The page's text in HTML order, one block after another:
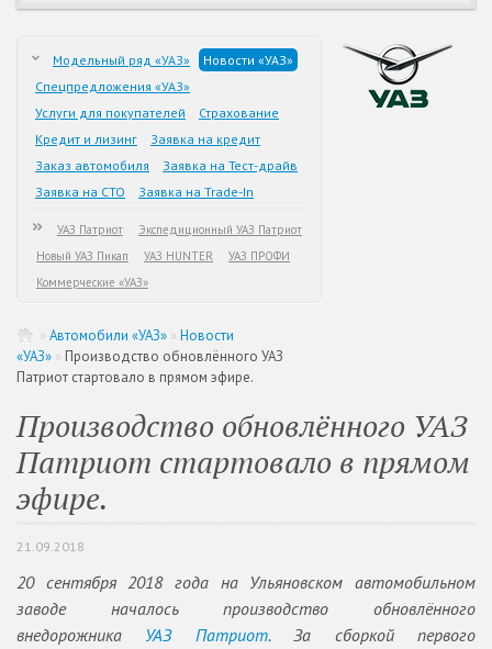
Модельный ряд «УАЗ»
Новости «УАЗ»
Спецпредложения «УАЗ»
Услуги для покупателей
Страхование
Кредит и лизинг
Заявка на кредит
Заказ автомобиля
Заявка на Тест-драйв
Заявка на СТО
Заявка на Trade-In
УАЗ Патриот
Экспедиционный УАЗ Патриот
Новый УАЗ Пикап
УАЗ HUNTER
УАЗ ПРОФИ
Коммерческие «УАЗ»
» Автомобили «УАЗ» » Новости
«УАЗ» » Производство обновлённого УАЗ
Патриот стартовало в прямом эфире.
Производство обновлённого УАЗ
Патриот стартовало в прямом
эфире.
21.09.2018
20 сентября 2018 года на Ульяновском автомобильном
заводе началось производство обновлённого
внедорожника УАЗ Патриот. За сборкой первого